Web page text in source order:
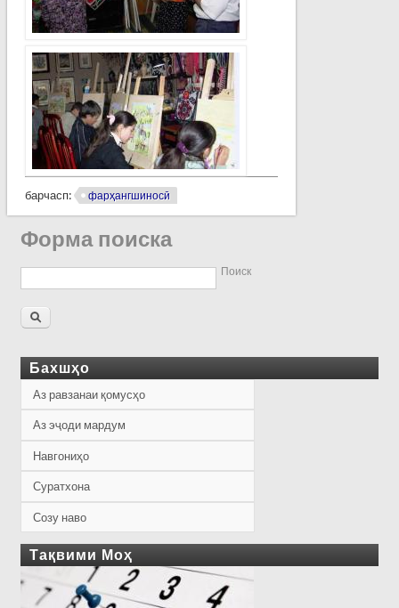
барчасп: фарҳангшиносӣ
Форма поиска
Поиск
Бахшҳо
Аз равзанаи қомусҳо
Аз эҷоди мардум
Навгониҳо
Суратхона
Созу наво
Тақвими Моҳ